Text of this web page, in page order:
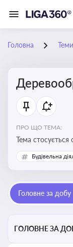
Головна
ПРО ЩО ТЕМА:
Тема стосується
переробки
стандартів,
Будівельна
Головне за добу
ГОЛОВНЕ ЗА